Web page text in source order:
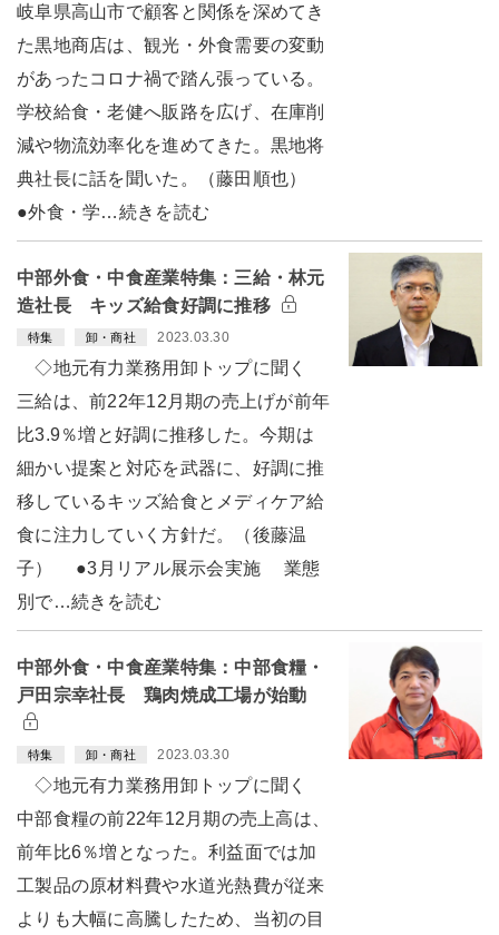
岐阜県高山市で顧客と関係を深めてき
た黒地商店は、観光・外食需要の変動
があったコロナ禍で踏ん張っている。
学校給食・老健へ販路を広げ、在庫削
減や物流効率化を進めてきた。黒地将
典社長に話を聞いた。（藤田順也）
●外食・学…続きを読む
中部外食・中食産業特集：三給・林元
造社長 キッズ給食好調に推移
特集 卸・商社 2023.03.30
◇地元有力業務用卸トップに聞く
三給は、前22年12月期の売上げが前年
比3.9％増と好調に推移した。今期は
細かい提案と対応を武器に、好調に推
移しているキッズ給食とメディケア給
食に注力していく方針だ。（後藤温
子） ●3月リアル展示会実施 業態
別で…続きを読む
中部外食・中食産業特集：中部食糧・
戸田宗幸社長 鶏肉焼成工場が始動
特集 卸・商社 2023.03.30
◇地元有力業務用卸トップに聞く
中部食糧の前22年12月期の売上高は、
前年比6％増となった。利益面では加
工製品の原材料費や水道光熱費が従来
よりも大幅に高騰したため、当初の目